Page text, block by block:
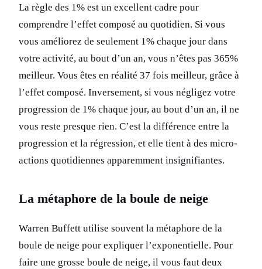
La règle des 1% est un excellent cadre pour
comprendre l’effet composé au quotidien. Si vous
vous améliorez de seulement 1% chaque jour dans
votre activité, au bout d’un an, vous n’êtes pas 365%
meilleur. Vous êtes en réalité 37 fois meilleur, grâce à
l’effet composé. Inversement, si vous négligez votre
progression de 1% chaque jour, au bout d’un an, il ne
vous reste presque rien. C’est la différence entre la
progression et la régression, et elle tient à des micro-
actions quotidiennes apparemment insignifiantes.
La métaphore de la boule de neige
Warren Buffett utilise souvent la métaphore de la
boule de neige pour expliquer l’exponentielle. Pour
faire une grosse boule de neige, il vous faut deux